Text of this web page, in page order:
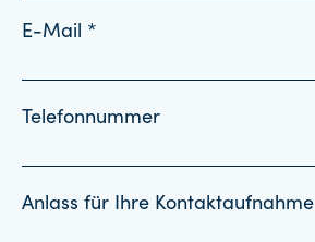
E-Mail *
Telefonnummer
Anlass für Ihre Kontaktaufnahme